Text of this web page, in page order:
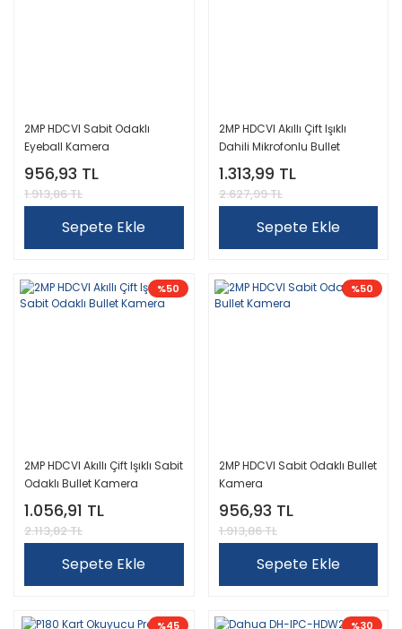
2MP HDCVI Sabit Odaklı
Eyeball Kamera
956,93 TL
1.913,86 TL
Sepete Ekle
2MP HDCVI Akıllı Çift Işıklı
Dahili Mikrofonlu Bullet
Kamera
1.313,99 TL
2.627,99 TL
Sepete Ekle
%50
2MP HDCVI Akıllı Çift Işıklı Sabit
Odaklı Bullet Kamera
1.056,91 TL
2.113,82 TL
Sepete Ekle
%50
2MP HDCVI Sabit Odaklı Bullet
Kamera
956,93 TL
1.913,86 TL
Sepete Ekle
%45 %30